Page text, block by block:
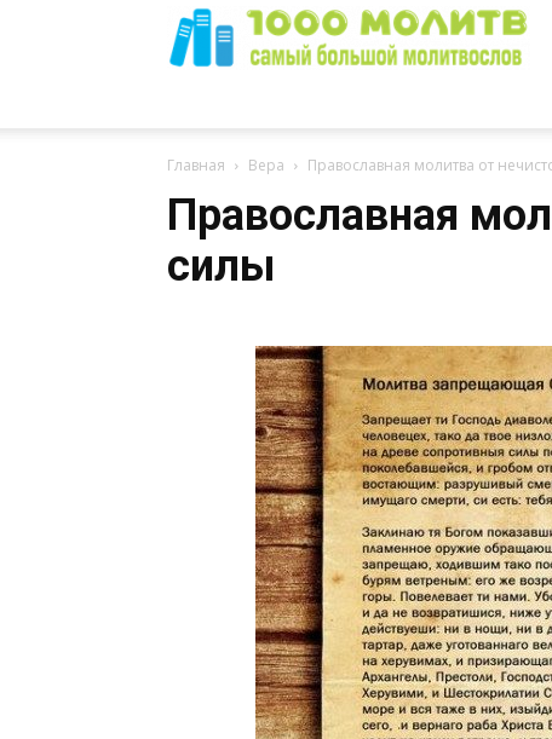
Молитв
Главная Вера Православная молитва от
Православная
силы